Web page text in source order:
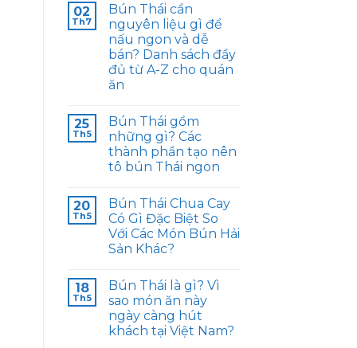
02
Th7
Bún Thái cần
nguyên liệu gì để
nấu ngon và dễ
bán? Danh sách đầy
đủ từ A-Z cho quán
ăn
25
Th5
Bún Thái gồm
những gì? Các
thành phần tạo nên
tô bún Thái ngon
20
Th5
Bún Thái Chua Cay
Có Gì Đặc Biệt So
Với Các Món Bún Hải
Sản Khác?
18
Th5
Bún Thái là gì? Vì
sao món ăn này
ngày càng hút
khách tại Việt Nam?